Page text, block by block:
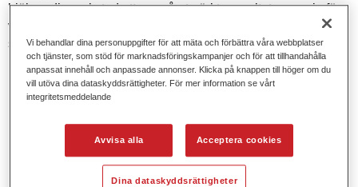
hjälper din verkstad att uppnå utmärkta resultat, vare sig för
vardagsreparationer eller de mest utmanande
specialreparationer.
Produktfunktioner
Solida och effektkulörer med modern pigmentteknologi.
Utmärkt utbättrinskontroll.
Enastående flödesegenskaper.
Bra blandningsegenskaper för smidiga övergångar och
Vi behandlar dina personuppgifter för att mäta och förbättra våra webbplatser
och tjänster, som stöd för marknadsföringskampanjer och för att tillhandahålla
anpassat innehåll och anpassade annonser. Klicka på knappen till höger om du
vill utöva dina dataskyddsrättigheter. För mer information se vårt
integritetsmeddelande
Avvisa alla Acceptera cookies
Dina dataskyddsrättigheter